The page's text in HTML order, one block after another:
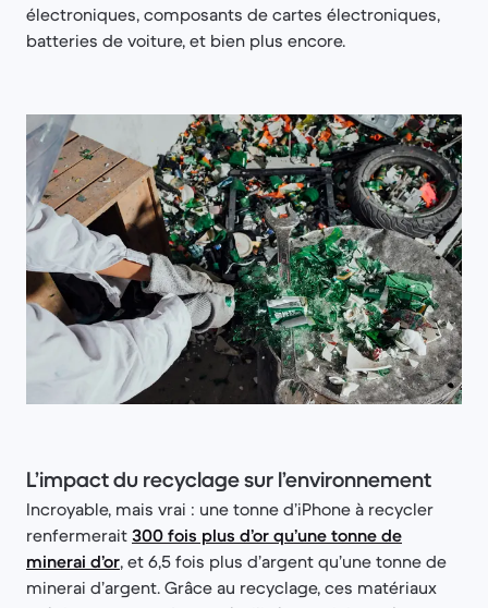
électroniques, composants de cartes électroniques,
batteries de voiture, et bien plus encore.
L’impact du recyclage sur l’environnement
Incroyable, mais vrai : une tonne d’iPhone à recycler
renfermerait 300 fois plus d’or qu’une tonne de
minerai d’or, et 6,5 fois plus d’argent qu’une tonne de
minerai d’argent. Grâce au recyclage, ces matériaux